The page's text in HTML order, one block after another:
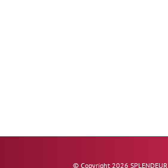
© Copyright 2026